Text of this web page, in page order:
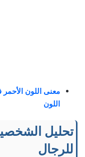
معنى اللون
اللون
تحليل
للرجال